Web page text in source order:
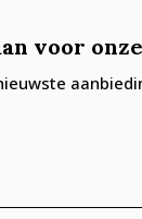
voor